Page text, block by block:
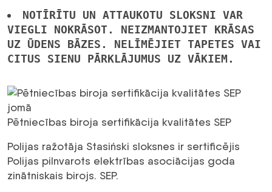
NOTĪRĪTU UN ATTAUKOTU SLOKSNI VAR
VIEGLI NOKRĀSOT. NEIZMANTOJIET KRĀSAS
UZ ŪDENS BĀZES. NELĪMĒJIET TAPETES VAI
CITUS SIENU PĀRKLĀJUMUS UZ VĀKIEM.
Pētniecības biroja sertifikācija kvalitātes SEP
Polijas ražotāja Stasiński sloksnes ir sertificējis
Polijas pilnvarots elektrības asociācijas goda
zinātniskais birojs. SEP.